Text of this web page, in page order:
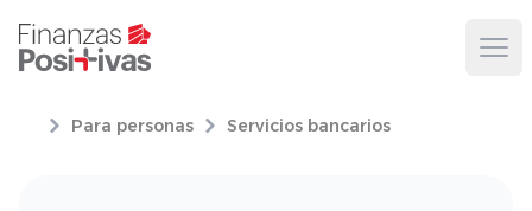
Para personas Servicios bancarios